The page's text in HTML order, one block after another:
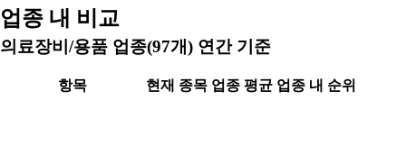
업종 내 비교
의료장비/용품 업종(97개) 연간 기준
항목 현재 종목 업종 평균 업종 내 순위